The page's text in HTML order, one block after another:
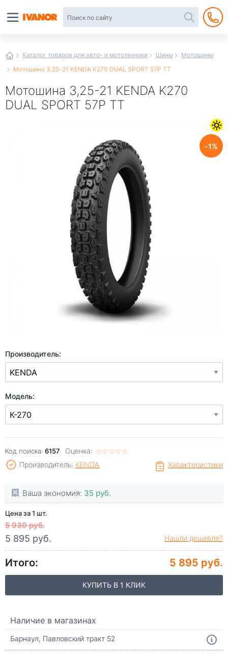
Каталог товаров для авто- и мототехники Шины
Мотошины
Мотошина 3,25-21 KENDA K270 DUAL SPORT 57P TT
Мотошина 3,25-21 KENDA K270
DUAL SPORT 57P TT
1
Производитель:
Модель:
Код поиска: 6157 Оценка: ☆☆☆☆☆
★★★★★
Характеристики
Производитель: KENDA
Ваша экономия: 35 руб.
Цена за 1 шт.
5 930 руб.
5 895 руб. Нашли дешевле?
Итого: 5 895 руб.
КУПИТЬ В 1 КЛИК
Наличие в магазинах
Барнаул, Павловский тракт 52
интернет-